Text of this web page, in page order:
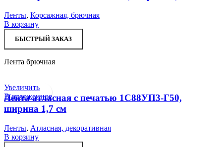
Ленты, Корсажная, брючная
В корзину
БЫСТРЫЙ ЗАКАЗ
Лента брючная
Увеличить
В отложенное
Лента атласная с печатью 1С88УП3-Г50,
ширина 1,7 см
Ленты, Атласная, декоративная
В корзину